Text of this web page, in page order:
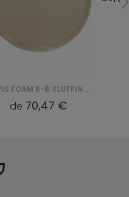
TAPIS FOAM R-B. FLUFFIN ROUND - BEŻOWY
de 70,47 €